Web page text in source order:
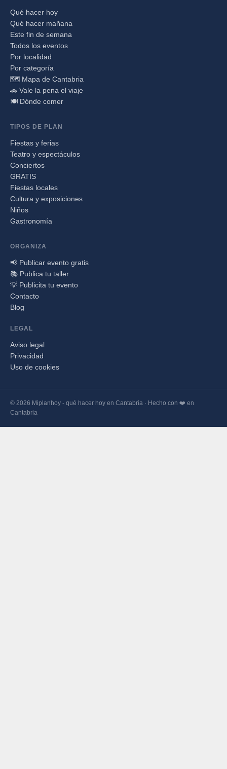
Qué hacer hoy
Qué hacer mañana
Este fin de semana
Todos los eventos
Por localidad
Por categoría
🗺️ Mapa de Cantabria
🚗 Vale la pena el viaje
🍽️ Dónde comer
TIPOS DE PLAN
Fiestas y ferias
Teatro y espectáculos
Conciertos
GRATIS
Fiestas locales
Cultura y exposiciones
Niños
Gastronomía
ORGANIZA
📢 Publicar evento gratis
📚 Publica tu taller
💡 Publicita tu evento
Contacto
Blog
LEGAL
Aviso legal
Privacidad
Uso de cookies
© 2026 Miplanhoy - qué hacer hoy en Cantabria · Hecho con ❤️ en
Cantabria